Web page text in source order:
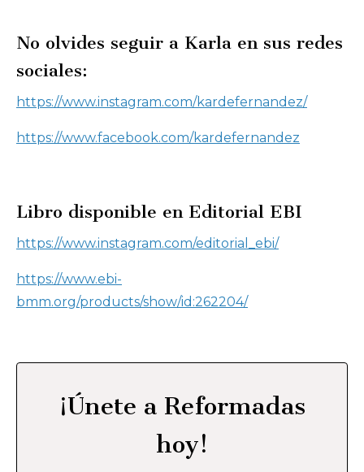
No olvides seguir a Karla en sus redes
sociales:
https://www.instagram.com/kardefernandez/
https://www.facebook.com/kardefernandez
Libro disponible en Editorial EBI
https://www.instagram.com/editorial_ebi/
https://www.ebi-
bmm.org/products/show/id:262204/
¡Únete a Reformadas
hoy!